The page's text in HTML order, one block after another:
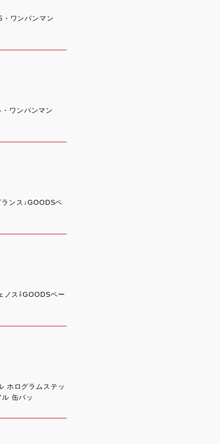
・ワンパンマン
ワンパンマン
ンス↓GOODSペ
ノス⇩GOODSペー
ホログラムステッ
缶バッ